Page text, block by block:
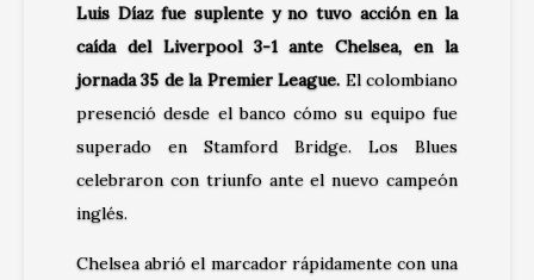
Luis Díaz fue suplente y no tuvo acción en la
caída del Liverpool 3-1 ante Chelsea, en la
jornada 35 de la Premier League. El colombiano
presenció desde el banco cómo su equipo fue
superado en Stamford Bridge. Los Blues
celebraron con triunfo ante el nuevo campeón
inglés.
Chelsea abrió el marcador rápidamente con una